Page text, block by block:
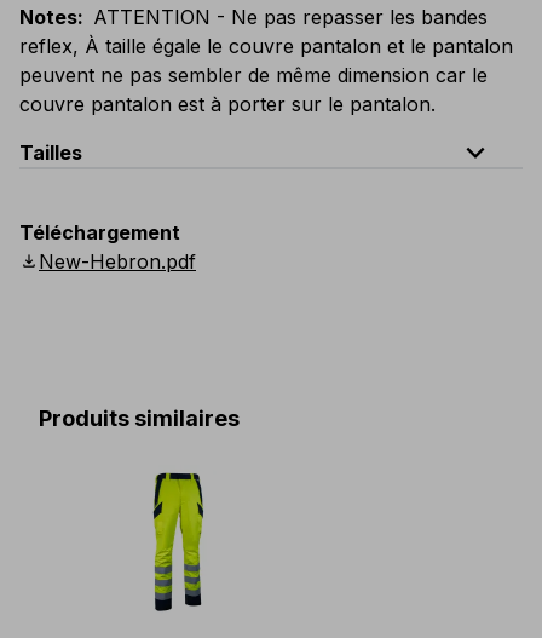
Notes: ATTENTION - Ne pas repasser les bandes
reflex, À taille égale le couvre pantalon et le pantalon
peuvent ne pas sembler de même dimension car le
couvre pantalon est à porter sur le pantalon.
Tailles
expand_less
Scandinavian: C44
Téléchargement
download New-Hebron.pdf
Produits similaires